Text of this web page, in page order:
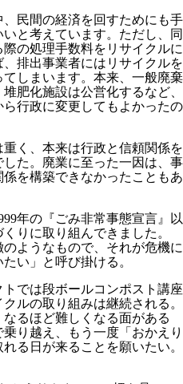
民間の経済を回すためにも手
と考えています。ただし、同
の処理手数料をリサイクルに
排出事業者にはリサイクルを
しまいます。本来、一般廃棄
肥化施設は公営化するなど、
行政に変更してもよかったの
く、本来は行政と信頼関係を
た。廃業に至った一因は、事
を構築できなかったこともあ
年の『ごみ非常事態宣言』以
りに取り組んできました。
のようなもので、それが危機に
い」と呼び掛ける。
トでは段ボールコンポスト講座
ルの取り組みは継続される。
るほど難しくなる面がある
り越え、もう一度「おかえり
る日が来ることを願いたい。